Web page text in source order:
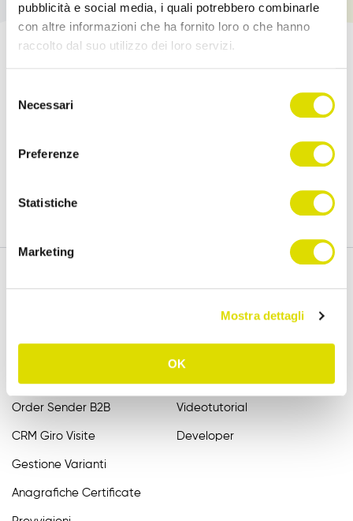
pubblicità e social media, i quali potrebbero combinarle
con altre informazioni che ha fornito loro o che hanno
raccolto dal suo utilizzo dei loro servizi.
all'informativa:
https://www.ordersender.com/cookie-
delNecessari
Preferenze
Statistiche
Marketing
Mostra dettagli
OK
Catalogo Agenti
Order Sender B2B
CRM Giro Visite
Gestione Varianti
Anagrafiche Certificate
Assistenza
Videotutorial
Developer